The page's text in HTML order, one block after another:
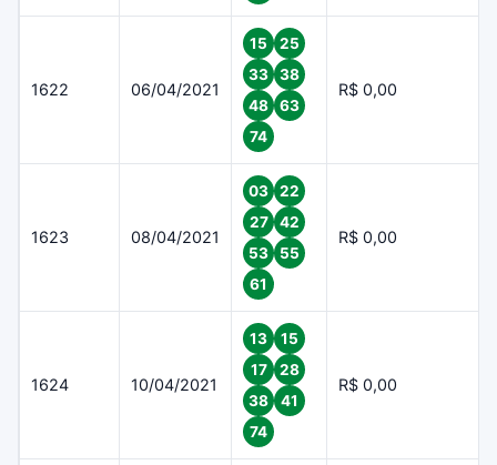
1622 06/04/2021
15
25
33
38
48
63
74
R$ 0,00
1623 08/04/2021
03
22
27
42
53
55
61
R$ 0,00
1624 10/04/2021
13
15
17
28
38
41
74
R$ 0,00